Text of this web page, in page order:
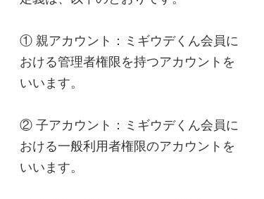
① 親アカウント：ミギウデくん会員に
おける管理者権限を持つアカウントを
いいます。
② 子アカウント：ミギウデくん会員に
おける一般利用者権限のアカウントを
いいます。